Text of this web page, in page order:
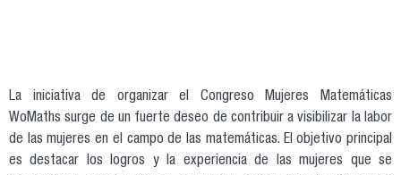
La iniciativa de organizar el Congreso Mujeres Matemáticas
WoMaths surge de un fuerte deseo de contribuir a visibilizar la labor
de las mujeres en el campo de las matemáticas. El objetivo principal
es destacar los logros y la experiencia de las mujeres que se